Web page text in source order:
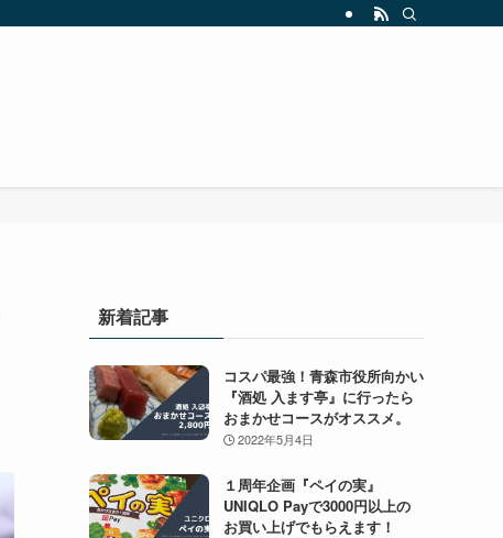
新着記事
コスパ最強！青森市役所向かい
『酒処 入ます亭』に行ったら
おまかせコースがオススメ。
2022年5月4日
１周年企画『ペイの実』
UNIQLO Payで3000円以上の
お買い上げでもらえます！